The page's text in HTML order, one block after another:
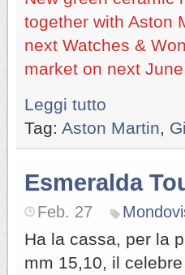
together with Aston
next Watches &
market on next June.
Leggi tutto
Tag: Aston Martin
Esmeralda
Feb. 27
Ha la cassa, per la
mm 15,10, il